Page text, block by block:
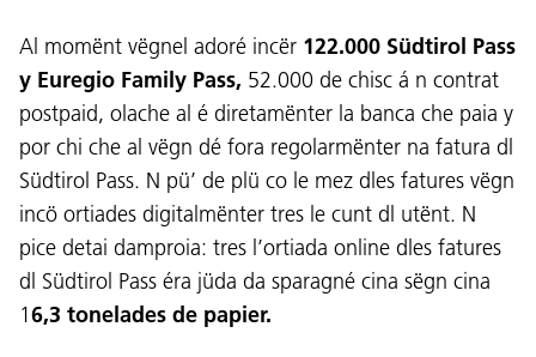
Lingaz:
DEU
ITA LAD ENG
Service Desk:+39 0471 220880
Impressum Privacy e Cookie Policy
Al momënt vëgnel adoré incër 122.000 Südtirol Pass
y Euregio Family Pass, 52.000 de chisc á n contrat
postpaid, olache al é diretamënter la banca che paia y
por chi che al vëgn dé fora regolarmënter na fatura dl
Südtirol Pass. N pü’ de plü co le mez dles fatures vëgn
incö ortiades digitalmënter tres le cunt dl utënt. N
pice detai damproia: tres l’ortiada online dles fatures
dl Südtirol Pass éra jüda da sparagné cina sëgn cina
16,3 tonelades de papier.